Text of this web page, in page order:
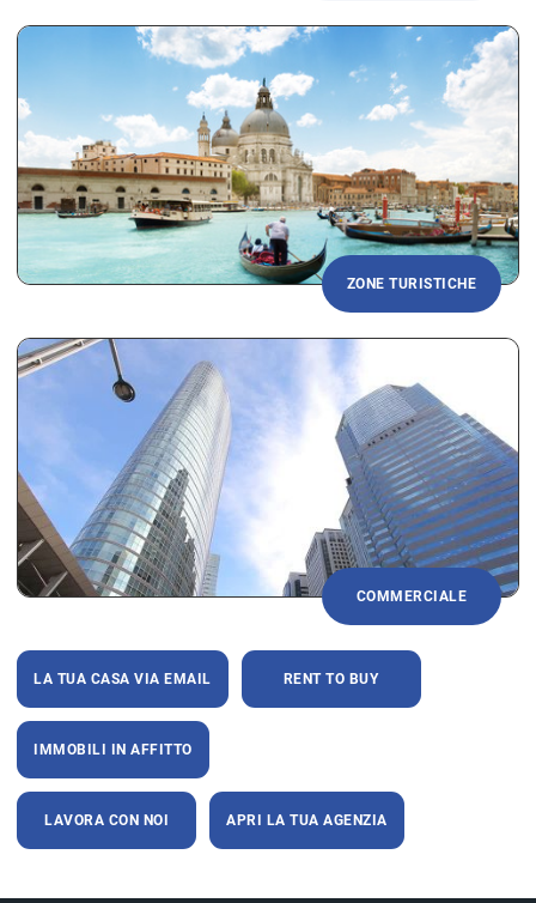
ZONE TURISTICHE
COMMERCIALE
LA TUA CASA VIA EMAIL RENT TO BUY
IMMOBILI IN AFFITTO
LAVORA CON NOI APRI LA TUA AGENZIA